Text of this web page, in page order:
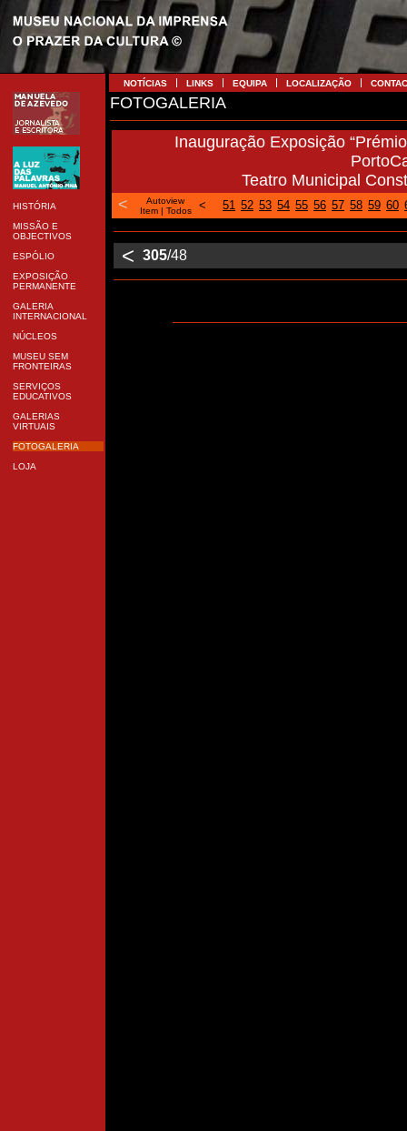
HISTÓRIA
MISSÃO E
OBJECTIVOS
ESPÓLIO
EXPOSIÇÃO
PERMANENTE
GALERIA
INTERNACIONAL
NÚCLEOS
MUSEU SEM
FRONTEIRAS
SERVIÇOS
EDUCATIVOS
GALERIAS
VIRTUAIS
FOTOGALERIA
LOJA
NOTÍCIAS LINKS EQUIPA LOCALIZAÇÃO
FOTOGALERIA
Inauguração Exposição
Teatro Municipal
<
Autoview
Item| Todos < 51 52 53 54 55 56 57 58 59 60
< 305/48